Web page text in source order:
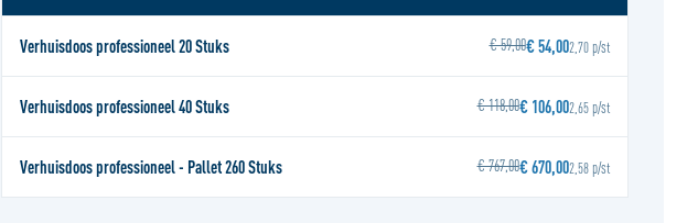
Verhuisdoos professioneel 20 Stuks € 59,00€ 54,002,70 p/st
Verhuisdoos professioneel 40 Stuks € 118,00€ 106,002,65 p/st
Verhuisdoos professioneel - Pallet 260 Stuks € 767,00€ 670,002,58 p/st